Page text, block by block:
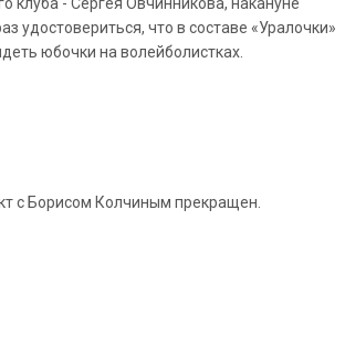
удостовериться, что в составе «Уралочки»
юбочки на волейболистках.
с Борисом Колчиным прекращен.